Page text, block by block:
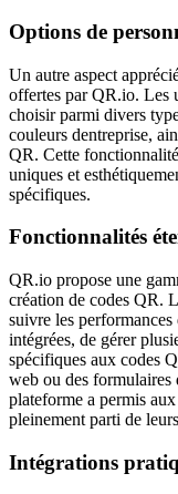
Options de
Un autre aspect
offertes par QR.io. Les
choisir parmi divers
couleurs dentreprise,
QR. Cette
uniques et
spécifiques.
Fonctionnalités
QR.io propose une
création de codes QR.
suivre les performances
intégrées, de gérer
spécifiques aux codes
web ou des formulaires
plateforme a permis
pleinement parti de
Intégrations